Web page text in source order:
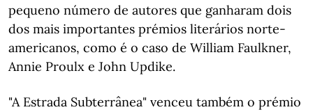
pequeno número de autores que ganharam dois
dos mais importantes prémios literários norte-
americanos, como é o caso de William Faulkner,
Annie Proulx e John Updike.
"A Estrada Subterrânea" venceu também o prémio